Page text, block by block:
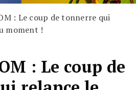
: Le coup de tonnerre qui
moment !
: Le coup de